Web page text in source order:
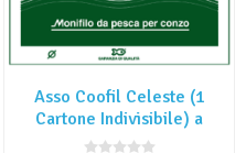
Asso Coofil Celeste (1
Cartone Indivisibile) a
€6,50 + IVA al Kg